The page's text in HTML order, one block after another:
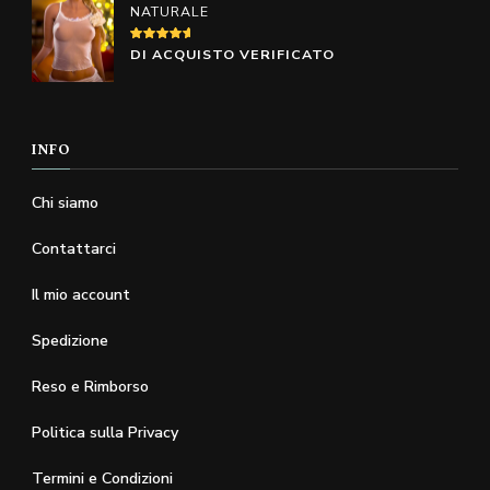
del
prodotto
NATURALE
VALUTATO
5SU 5
DI ACQUISTO VERIFICATO
INFO
Chi siamo
Contattarci
Il mio account
Spedizione
Reso e Rimborso
Politica sulla Privacy
Termini e Condizioni